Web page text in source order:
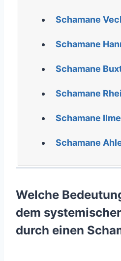
Schamane
Schamane
Schamane
Schamane
Schamane
Schamane
Welche
dem
durch einen